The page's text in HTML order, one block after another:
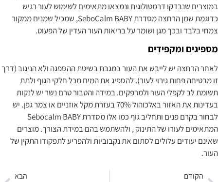
במוצרים שנבדקו דרמטולוגית ונמצאו מתאימים לשימוש לעור רגיש
כדוגמת שמן הרחצה מסדרת SeboCalm BABY, שמכיל שמנים ממקור
צמחי בלבד ובכך מגן ושומר על בריאות העור העדין של הפעוט.
מספיגים ומקפידים
לאחר הרחצה יש לייבש את העור במגבת בשיטת ההספגה ולא הניגוב (דרך
זו מבטיחה פחות גירוי לעור). להספיג את המים מכל חלקי הגוף ולתת
תשומת לב לקפלי העור ולמרפקים. במידה והטבור טרם נשר יש לנקות
בעדינות את האזור באלכוהול 70% בעזרת מקל אוזניים או צמר גפן. יש
לבחור בקרם פנים ותחליב גוף כמו אלו מסדרת Sebocalm BABY
המתאימים לעורו של התינוק , ולהשתמש בהם במידת הצורך. מוצרים
שאינם יעודים עלולים לסתום את נקבוביות ולהפריע לתפקודו התקין של
העור.
הקודם הבא